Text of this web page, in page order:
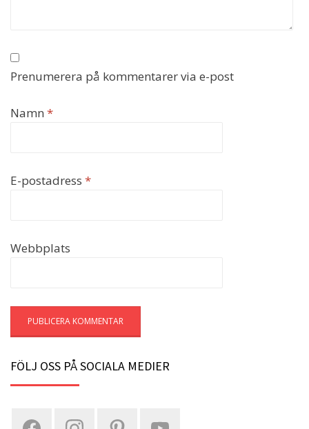
Prenumerera på kommentarer via e-post
Namn *
E-postadress *
Webbplats
FÖLJ OSS PÅ SOCIALA MEDIER